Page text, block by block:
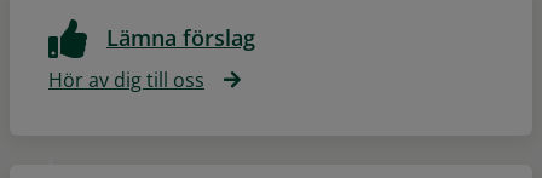
Lämna förslag
Hör av dig till oss